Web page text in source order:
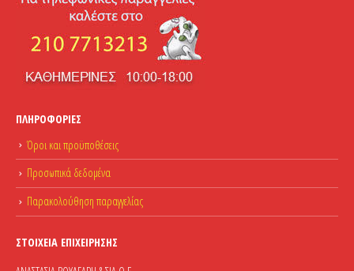
ΠΛΗΡΟΦΟΡΊΕΣ
Όροι και προϋποθέσεις
Προσωπικά δεδομένα
Παρακολούθηση παραγγελίας
ΣΤΟΙΧΕΊΑ ΕΠΙΧΕΊΡΗΣΗΣ